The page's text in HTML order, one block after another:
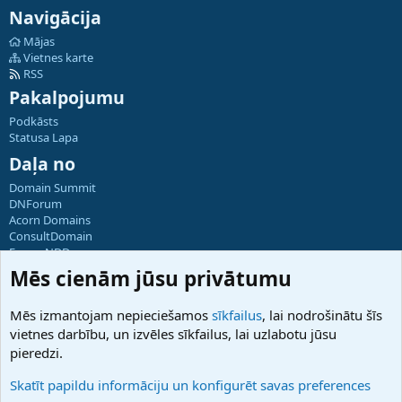
Navigācija
Mājas
Vietnes karte
RSS
Pakalpojumu
Podkāsts
Statusa Lapa
Daļa no
Domain Summit
DNForum
Acorn Domains
ConsultDomain
ForumNDD
Domainforum.ro
27.be
Hostmaria
Atbalsts
Palīdzība
Mēs cienām jūsu privātumu
Mēs izmantojam nepieciešamos sīkfailus, lai nodrošinātu šīs
vietnes darbību, un izvēles sīkfailus, lai uzlabotu jūsu
pieredzi.
Skatīt papildu informāciju un konfigurēt savas preferences